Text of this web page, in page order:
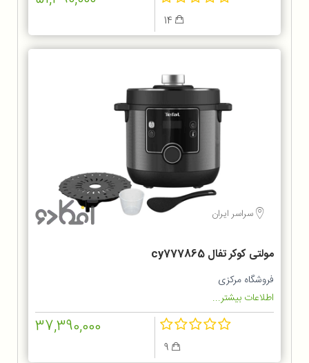
سراسر ایران
مولتی کوکر تفال cy777865
فروشگاه مرکزی
اطلاعات بیشتر...
37,390,000